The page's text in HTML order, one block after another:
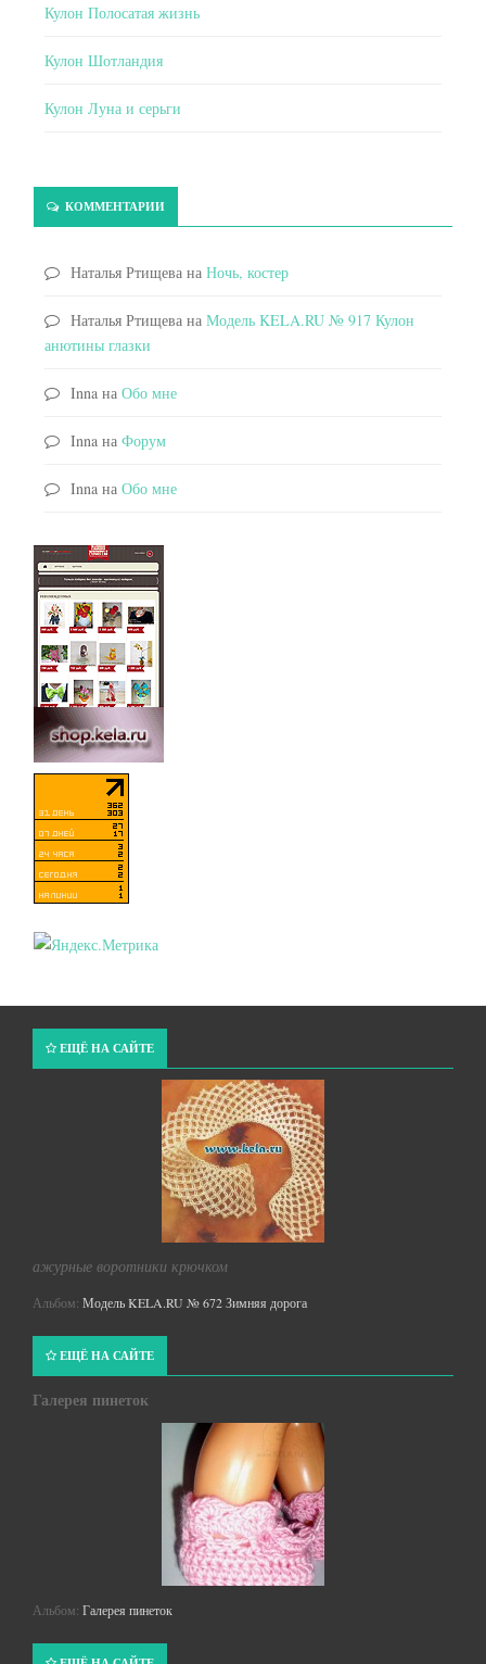
Кулон Полосатая жизнь
Кулон Шотландия
Кулон Луна и серьги
КОММЕНТАРИИ
Наталья Ртищева на Ночь, костер
Наталья Ртищева на Модель KELA.RU № 917 Кулон
анютины глазки
Inna на Обо мне
Inna на Форум
Inna на Обо мне
ЕЩЁ НА САЙТЕ
ажурные воротники крючком
Альбом: Модель KELA.RU № 672 Зимняя дорога
ЕЩЁ НА САЙТЕ
Галерея пинеток
Альбом: Галерея пинеток